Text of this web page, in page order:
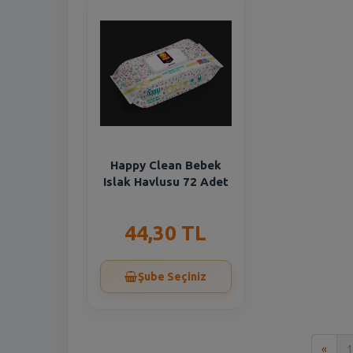
Happy Clean Bebek
Islak Havlusu 72 Adet
44,30 TL
Şube Seçiniz
« 1